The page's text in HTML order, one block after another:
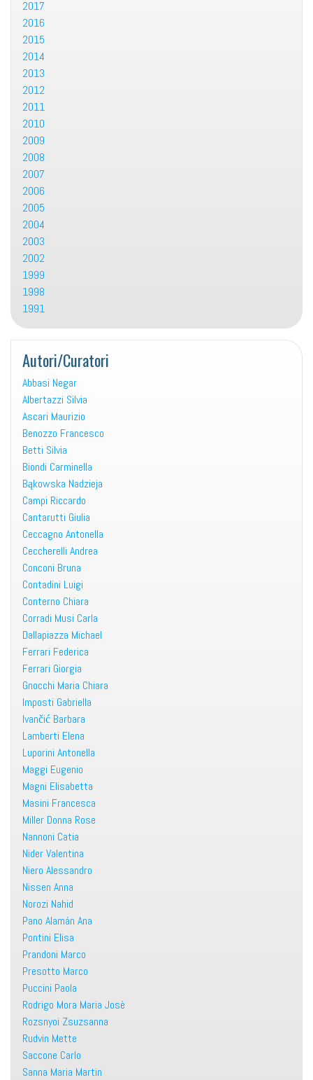
2017
2016
2015
2014
2013
2012
2011
2010
2009
2008
2007
2006
2005
2004
2003
2002
1999
1998
1991
Autori/Curatori
Abbasi Negar
Albertazzi Silvia
Ascari Maurizio
Benozzo Francesco
Betti Silvia
Biondi Carminella
Bąkowska Nadzieja
Campi Riccardo
Cantarutti Giulia
Ceccagno Antonella
Ceccherelli Andrea
Conconi Bruna
Contadini Luigi
Conterno Chiara
Corradi Musi Carla
Dallapiazza Michael
Ferrari Federica
Ferrari Giorgia
Gnocchi Maria Chiara
Imposti Gabriella
Ivančić Barbara
Lamberti Elena
Luporini Antonella
Maggi Eugenio
Magni Elisabetta
Masini Francesca
Miller Donna Rose
Nannoni Catia
Nider Valentina
Niero Alessandro
Nissen Anna
Norozi Nahid
Pano Alamán Ana
Pontini Elisa
Prandoni Marco
Presotto Marco
Puccini Paola
Rodrigo Mora Maria Josè
Rozsnyoi Zsuzsanna
Rudvin Mette
Saccone Carlo
Sanna Maria Martin